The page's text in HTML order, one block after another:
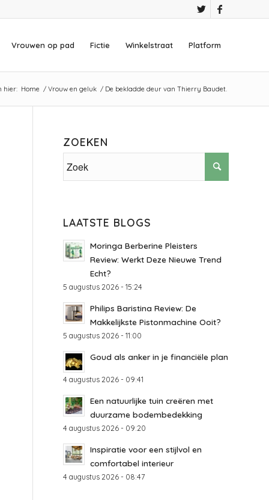
Vrouwen op pad Fictie Winkelstraat Platform
hier: Home / Vrouw en geluk / De bekladde deur van Thierry Baudet.
ZOEKEN
LAATSTE BLOGS
Moringa Berberine Pleisters
Review: Werkt Deze Nieuwe Trend
Echt?
5 augustus 2026 - 15:24
Philips Baristina Review: De
Makkelijkste Pistonmachine Ooit?
5 augustus 2026 - 11:00
Goud als anker in je financiële plan
4 augustus 2026 - 09:41
Een natuurlijke tuin creëren met
duurzame bodembedekking
4 augustus 2026 - 09:20
Inspiratie voor een stijlvol en
comfortabel interieur
4 augustus 2026 - 08:47